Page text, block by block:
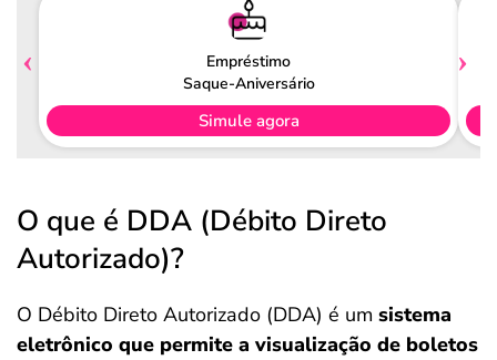
Empréstimo
Saque-Aniversário
Simule agora
O que é DDA (Débito Direto
Autorizado)?
O Débito Direto Autorizado (DDA) é um sistema
eletrônico que permite a visualização de boletos